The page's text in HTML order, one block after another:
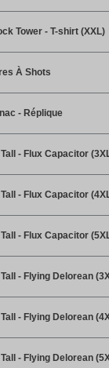
Tower - T-shirt (XXL)
À Shots
- Réplique
- Flux Capacitor
- Flux Capacitor
- Flux Capacitor
- Flying Delorean
- Flying Delorean
- Flying Delorean